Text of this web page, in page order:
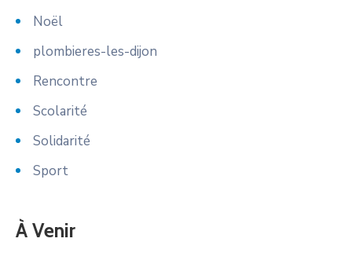
Noël
plombieres-les-dijon
Rencontre
Scolarité
Solidarité
Sport
À Venir